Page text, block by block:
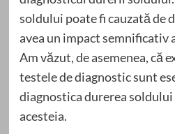
soldului poate fi cauzată de
avea un impact semnificativ
Am văzut, de asemenea, că
testele de diagnostic sunt
diagnostica durerea soldului
acesteia.